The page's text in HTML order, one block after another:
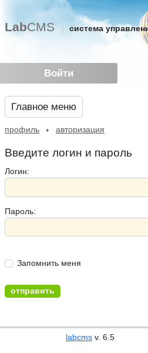
Войти
LabCMS система
Главное меню
профиль авторизация
Введите логин и пароль
Логин:
Пароль:
Запомнить меня
labcms v. 6.5